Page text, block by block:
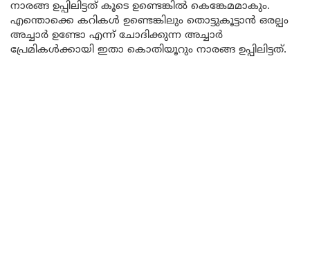
നാരങ്ങ ഉപ്പിലിട്ടത് കൂടെ ഉണ്ടെങ്കിൽ കെങ്കേമമാകും.
എന്തൊക്കെ കറികൾ ഉണ്ടെങ്കിലും തൊട്ടുകൂട്ടാൻ ഒരല്പം
അച്ചാർ ഉണ്ടോ എന്ന് ചോദിക്കുന്ന അച്ചാർ
പ്രേമികൾക്കായി ഇതാ കൊതിയൂറും നാരങ്ങ ഉപ്പിലിട്ടത്.